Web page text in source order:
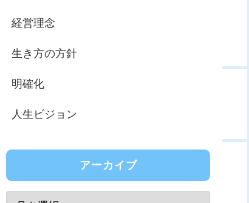
経営理念
生き方の方針
明確化
人生ビジョン
アーカイブ